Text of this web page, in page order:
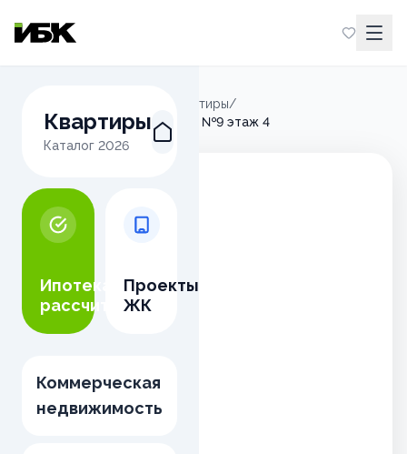
Квартиры
Каталог 2026
Ипотека
рассчитать
Проекты
ЖК
Коммерческая
недвижимость
Квартиры/
2-комнатная квартира 65.9м² №9 этаж 4